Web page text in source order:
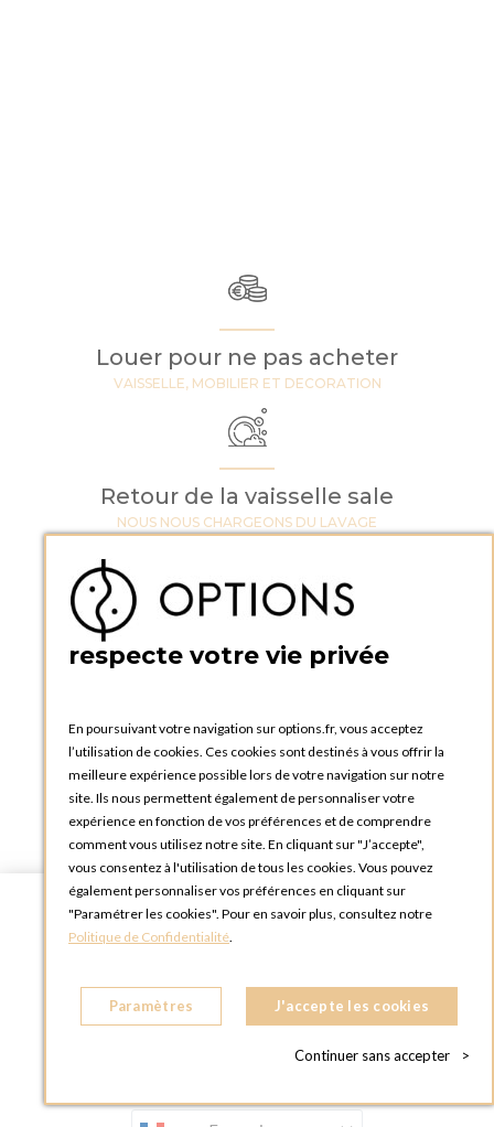
Louer pour ne pas acheter
VAISSELLE, MOBILIER ET DECORATION
Retour de la vaisselle sale
NOUS NOUS CHARGEONS DU LAVAGE
Livraison dans toute l'Europe
DANS L'ENSEMBLE DE NOS 19 ENTITES
respecte votre vie privée
En poursuivant votre navigation sur options.fr, vous acceptez
l’utilisation de cookies. Ces cookies sont destinés à vous offrir la
meilleure expérience possible lors de votre navigation sur notre
site. Ils nous permettent également de personnaliser votre
expérience en fonction de vos préférences et de comprendre
comment vous utilisez notre site. En cliquant sur "J’accepte",
vous consentez à l'utilisation de tous les cookies. Vous pouvez
également personnaliser vos préférences en cliquant sur
"Paramétrer les cookies". Pour en savoir plus, consultez notre
Politique de Confidentialité.
Paramètres J'accepte les cookies
Continuer sans accepter >